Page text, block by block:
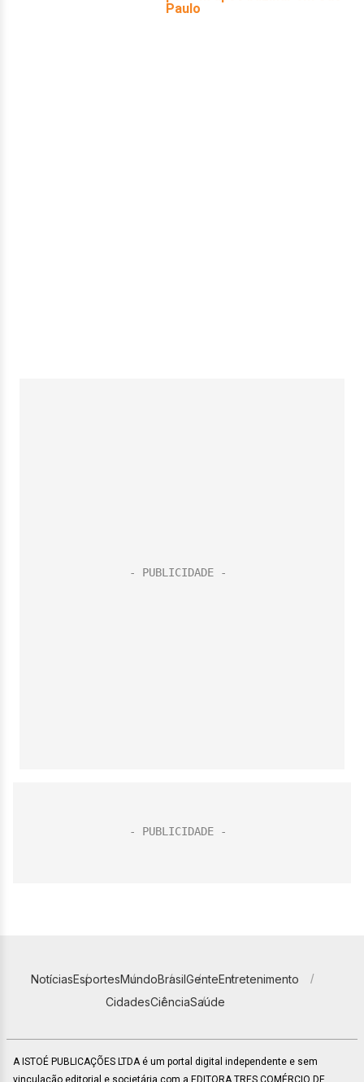
NotíciasEsportesMundoBrasilGenteEntretenimento
CidadesCiênciaSaúde
A ISTOÉ PUBLICAÇÕES LTDA é um portal digital independente e sem
vinculação editorial e societária com a EDITORA TRES COMÉRCIO DE